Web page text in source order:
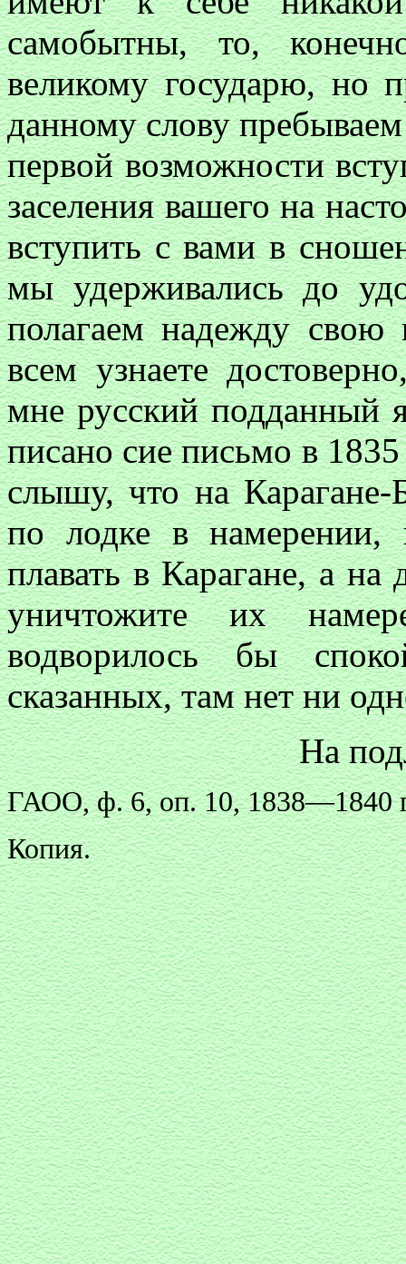
самобытны, то,
великому государю,
данному слову
первой возможности
заселения вашего на
вступить с вами в
мы удерживались до
полагаем надежду свою
всем узнаете
мне русский подданный
писано сие письмо в
слышу, что на Карагане-
по лодке в
плавать в Карагане, а
уничтожите их
водворилось бы
сказанных, там нет ни
На
ГАОО, ф. 6, оп. 10, 1838—1840
Копия.